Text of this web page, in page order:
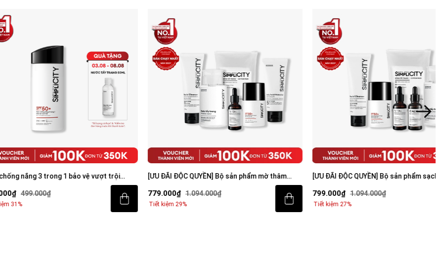
3 trong 1 bảo vệ vượt trội
80ml với SPF 50+ PA++++
[ƯU ĐÃI ĐỘC QUYỀN] Bộ sản phẩm mờ thâm
sáng da toàn diện cho nam
779.000₫ 1.094.000₫
Tiết kiệm 29%
[ƯU ĐÃI ĐỘC QUYỀN] Bộ sản phẩm sạch mụn
sáng da toàn diện cho nam
799.000₫ 1.094.000₫
Tiết kiệm 27%